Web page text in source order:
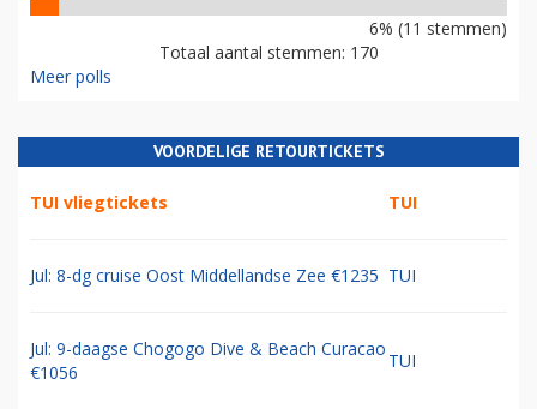
6% (11 stemmen)
Totaal aantal stemmen: 170
Meer polls
VOORDELIGE RETOURTICKETS
TUI vliegtickets TUI
Jul: 8-dg cruise Oost Middellandse Zee €1235 TUI
Jul: 9-daagse Chogogo Dive & Beach Curacao
€1056
TUI